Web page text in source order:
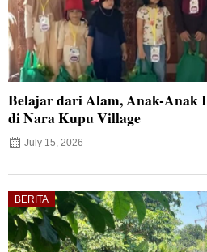
Belajar dari Alam, Anak-
di Nara Kupu Village
July 15, 2026
BERITA